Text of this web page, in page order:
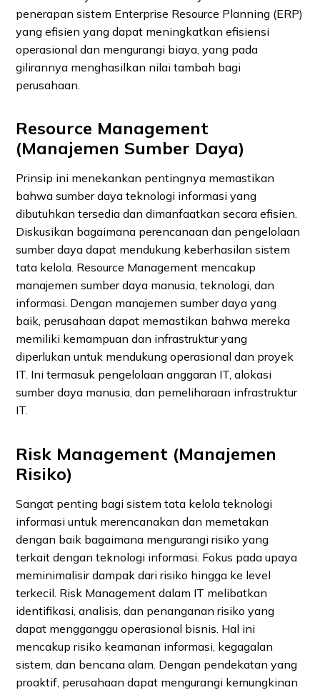
penerapan sistem Enterprise Resource Planning (ERP)
yang efisien yang dapat meningkatkan efisiensi
operasional dan mengurangi biaya, yang pada
gilirannya menghasilkan nilai tambah bagi
perusahaan.
Resource Management
(Manajemen Sumber Daya)
Prinsip ini menekankan pentingnya memastikan
bahwa sumber daya teknologi informasi yang
dibutuhkan tersedia dan dimanfaatkan secara efisien.
Diskusikan bagaimana perencanaan dan pengelolaan
sumber daya dapat mendukung keberhasilan sistem
tata kelola. Resource Management mencakup
manajemen sumber daya manusia, teknologi, dan
informasi. Dengan manajemen sumber daya yang
baik, perusahaan dapat memastikan bahwa mereka
memiliki kemampuan dan infrastruktur yang
diperlukan untuk mendukung operasional dan proyek
IT. Ini termasuk pengelolaan anggaran IT, alokasi
sumber daya manusia, dan pemeliharaan infrastruktur
IT.
Risk Management (Manajemen
Risiko)
Sangat penting bagi sistem tata kelola teknologi
informasi untuk merencanakan dan memetakan
dengan baik bagaimana mengurangi risiko yang
terkait dengan teknologi informasi. Fokus pada upaya
meminimalisir dampak dari risiko hingga ke level
terkecil. Risk Management dalam IT melibatkan
identifikasi, analisis, dan penanganan risiko yang
dapat mengganggu operasional bisnis. Hal ini
mencakup risiko keamanan informasi, kegagalan
sistem, dan bencana alam. Dengan pendekatan yang
proaktif, perusahaan dapat mengurangi kemungkinan